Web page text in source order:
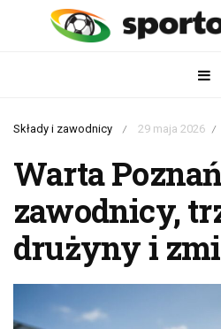
Składy i zawodnicy / 29 maja 2026 /
Warta
zawodnicy,
drużyny i